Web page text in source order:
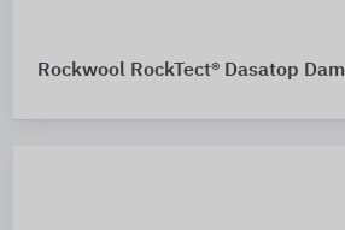
Rockwool RockTect® Dasatop